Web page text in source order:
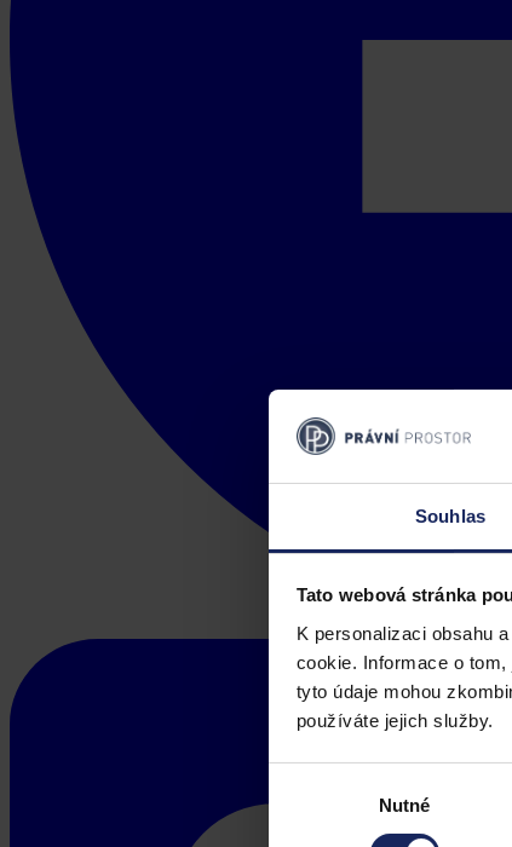
Souhlas
Tato webová stránka
K personalizaci obsahu
cookie. Informace o
tyto údaje mohou
používáte jejich služby.
souhlasu
Nutné